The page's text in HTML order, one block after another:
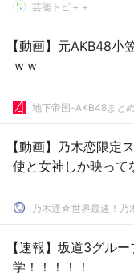
芸能トピ＋＋
【動画】元AKB48
ｗｗ
地下帝国-AKB48まとめ
【動画】乃木恋限定
使と女神しか映って
【速報】坂道3グル
学！！！！！